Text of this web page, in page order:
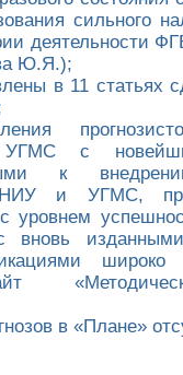
сильного
деятельности
Ю.Я.);
в 11 статьях
УГМС с
к
НИУ и УГМС,
уровнем
вновь
широко
в «Плане»